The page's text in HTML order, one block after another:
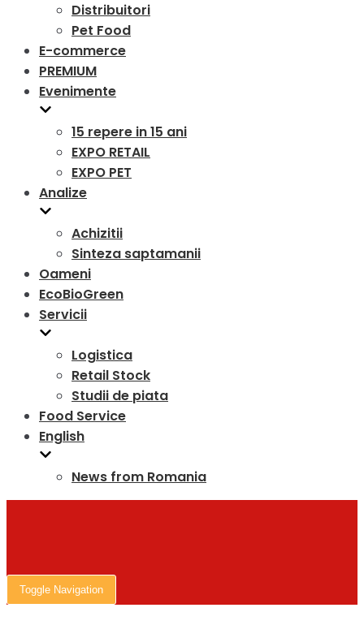
Distribuitori
Pet Food
E-commerce
PREMIUM
Evenimente
15 repere in 15 ani
EXPO RETAIL
EXPO PET
Analize
Achizitii
Sinteza saptamanii
Oameni
EcoBioGreen
Servicii
Logistica
Retail Stock
Studii de piata
Food Service
English
News from Romania
Toggle Navigation